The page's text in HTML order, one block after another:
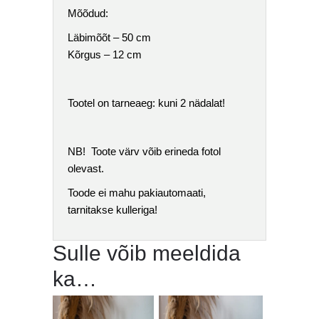
Mõõdud:
Läbimõõt – 50 cm
Kõrgus – 12 cm
Tootel on tarneaeg: kuni 2 nädalat!
NB! Toote värv võib erineda fotol
olevast.
Toode ei mahu pakiautomaati,
tarnitakse kulleriga!
Sulle võib meeldida
ka…